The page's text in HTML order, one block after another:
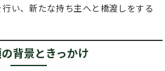
い、新たな持ち主へと橋渡しをする
背景ときっかけ